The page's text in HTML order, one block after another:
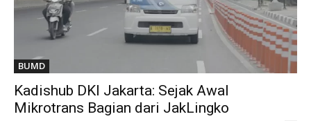
BUMD
Kadishub DKI Jakarta: Sejak Awal
Mikrotrans Bagian dari JakLingko